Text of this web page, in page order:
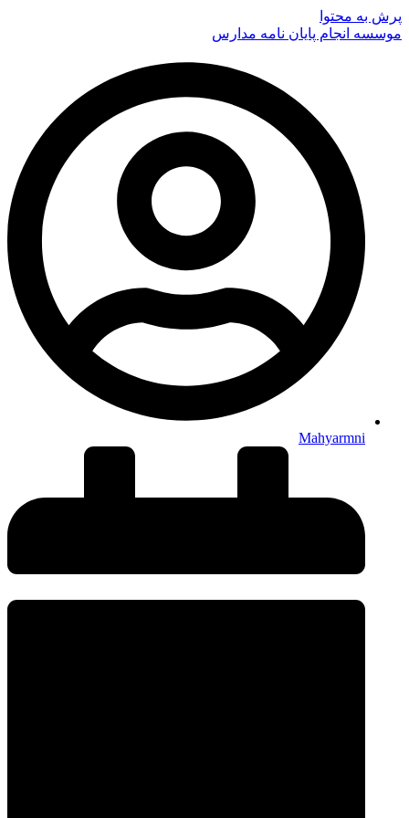
پرش به محتوا
موسسه انجام پایان نامه مدارس
Mahyarmni